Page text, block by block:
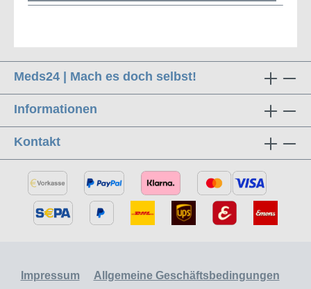
Meds24 | Mach es doch selbst!
Informationen
Kontakt
Impressum
Allgemeine Geschäftsbedingungen